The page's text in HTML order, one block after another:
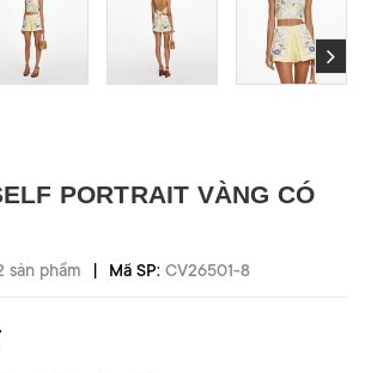
PORTRAIT VÀNG CÓ
sản phẩm | Mã SP: CV26501-8